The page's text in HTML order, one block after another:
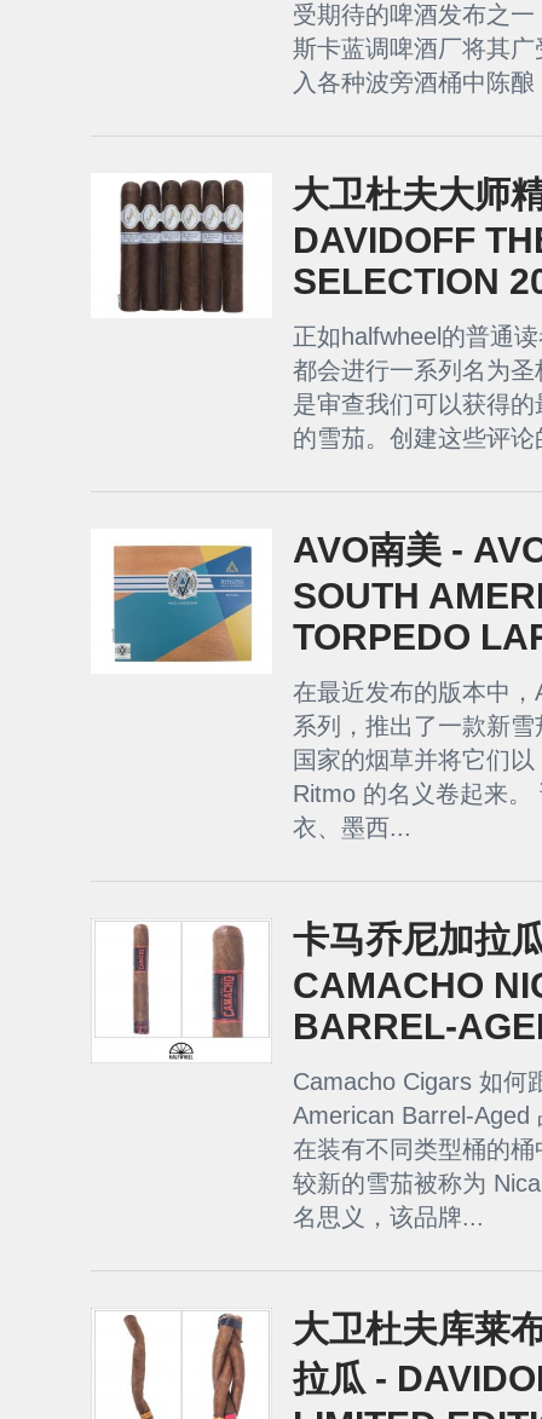
受期待的啤酒发布之
斯卡蓝调啤酒厂将其
入各种波旁酒桶中陈
大卫杜夫大师
DAVIDOFF
SELECTION
正如halfwheel的普通
都会进行一系列名为
是审查我们可以获得
的雪茄。创建这些评
AVO南美 -
SOUTH
TORPEDO
在最近发布的版本中
系列，推出了一款新
国家的烟草并将它们
Ritmo 的名义卷起来
衣、墨西...
卡马乔尼加拉
CAMACHO
BARREL-
Camacho Cigars 如何
American Barrel-Aged
在装有不同类型桶的
较新的雪茄被称为
名思义，该品牌...
大卫杜夫库莱
拉瓜 -